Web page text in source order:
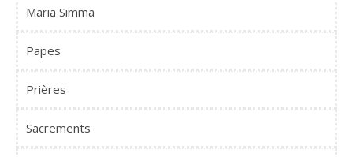
Maria Simma
Papes
Prières
Sacrements